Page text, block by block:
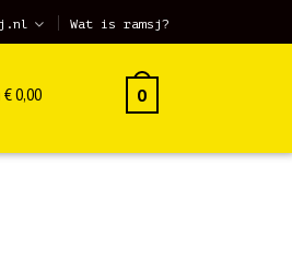
Wat is ramsj?
€0,00 0